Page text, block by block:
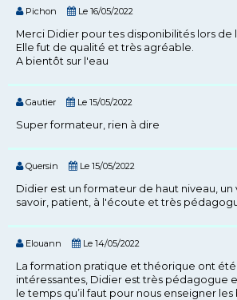
Pichon Le 16/05/2022
Merci Didier pour tes disponibilités lors de
Elle fut de qualité et très agréable.
A bientôt sur l'eau
Gautier Le 15/05/2022
Super formateur, rien à dire
Quersin Le 15/05/2022
Didier est un formateur de haut niveau,
savoir, patient, à l'écoute et très
Elouann Le 14/05/2022
La formation pratique et théorique ont été
intéressantes, Didier est très pédagogue
le temps qu’il faut pour nous enseigner